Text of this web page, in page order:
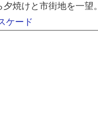
夕焼けと市街地を一望。
ケード